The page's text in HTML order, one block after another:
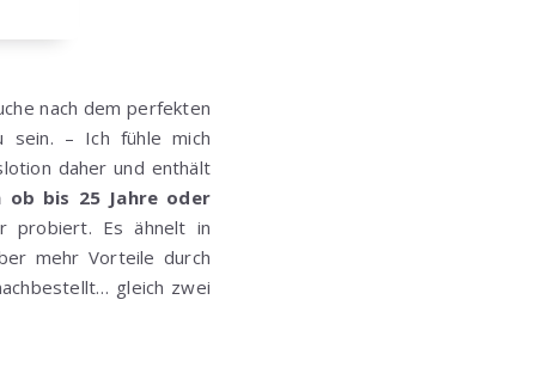
nach dem perfekten
sein. – Ich fühle mich
daher und enthält
ob bis 25 Jahre oder
probiert. Es ähnelt in
mehr Vorteile durch
gleich zwei